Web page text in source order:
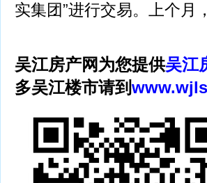
实集团”进行交易。上个月
吴江房产网为您提供吴江
多吴江楼市请到